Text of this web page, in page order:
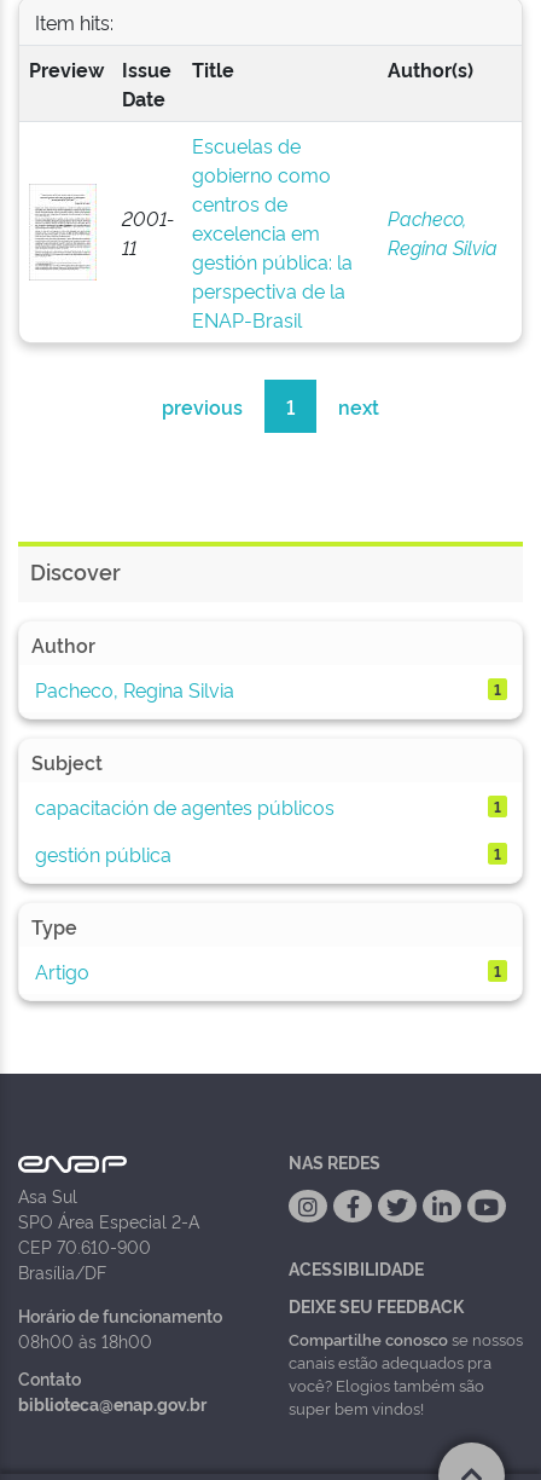
Item hits:
Preview
Issue
Date
Title Author(s)
2001-
11
Escuelas de
gobierno como
centros de
excelencia em
gestión pública: la
perspectiva de la
ENAP-Brasil
Pacheco,
Regina Silvia
previous 1 next
Discover
Author
Pacheco, Regina Silvia
1
Subject
capacitación de agentes públicos
1
gestión pública 1
Type
Artigo
1
Asa Sul
SPO Área Especial 2-A
CEP 70.610-900
Brasília/DF
Horário de funcionamento
08h00 às 18h00
Contato
biblioteca@enap.gov.br
NAS REDES
ACESSIBILIDADE
DEIXE SEU FEEDBACK
Compartilhe conoscose nossos
canais estão adequados pra
você? Elogios também são
super bem vindos!